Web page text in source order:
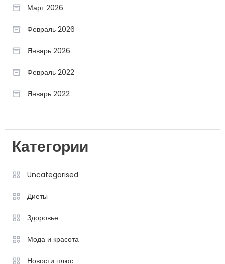
Март 2026
Февраль 2026
Январь 2026
Февраль 2022
Январь 2022
Категории
Uncategorised
Диеты
Здоровье
Мода и красота
Новости плюс